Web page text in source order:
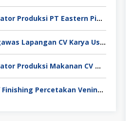
Operator Produksi PT Eastern Pigeon Industry Deli Serdang
Pengawas Lapangan CV Karya Usaha Fajar Pasuruan
Operator Produksi Makanan CV Miracle Agro Spices Sidoarjo
Staff Finishing Percetakan Venindo Imperial Perkasa Bandung Kota